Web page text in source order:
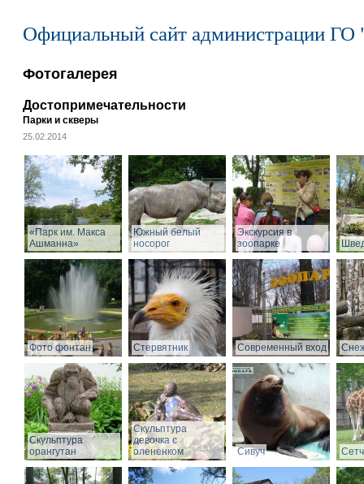
Официальный сайт администрации ГО
Фотогалерея
Достопримечательности
Парки и скверы
25.02.2014
«Парк им. Макса
Ашманна»
Южный белый
носорог
Экскурсия в
зоопарке
Фото фонтан Стервятник Современный вход
Скульптура
орангутан
Скульптура
девочка с
олененком
Сивуч